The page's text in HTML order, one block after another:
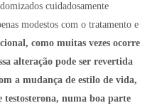
cuidadosamente
modestos com o tratamento e
como muitas vezes ocorre
alteração pode ser revertida
a mudança de estilo de vida,
testosterona, numa boa parte